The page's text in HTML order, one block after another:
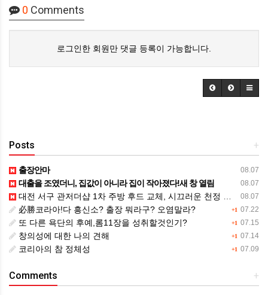
0 Comments
로그인한 회원만 댓글 등록이 가능합니다.
+
Posts
08.07
출장안마
08.07
대출을 조였더니, 집값이 아니라 집이 작아졌다!새 창 열림
08.07
대전 서구 관저더샵 1차 주방 후드 교체, 시끄러운 천정 모터 분리 작업까지 완벽하게!새 창 열림
+1 07.22
必勝코라아!다 흥신소? 출장 뭐라구? 오염말라?
+1 07.15
또 다른 욕단의 후예,롬11장을 성취할것인기?
+1 07.14
창의성에 대한 나의 견해
+1 07.09
코리아의 참 정체성
+
Comments